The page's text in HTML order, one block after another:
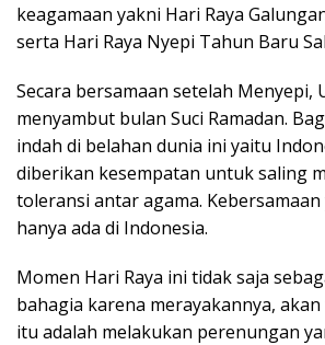
keagamaan yakni Hari Raya
serta Hari Raya Nyepi Tahun Baru
Secara bersamaan setelah Menyepi,
menyambut bulan Suci Ramadan.
indah di belahan dunia ini yaitu
diberikan kesempatan untuk saling
toleransi antar agama.
hanya ada di Indonesia.
Momen Hari Raya ini tidak saja
bahagia karena merayakannya,
itu adalah melakukan perenungan